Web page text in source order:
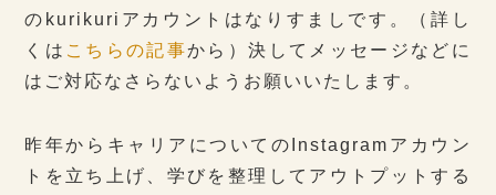
のkurikuriアカウントはなりすましです。（詳し
くは こちらの記事から）決してメッセージなどに
はご対応なさらないようお願いいたします。
昨年からキャリアについてのInstagramアカウン
トを立ち上げ、学びを整理してアウトプットする